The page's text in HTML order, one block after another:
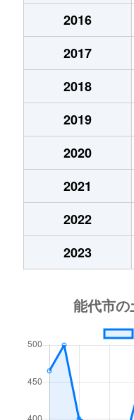
2016
2017
2018
2019
2020
2021
2022
2023